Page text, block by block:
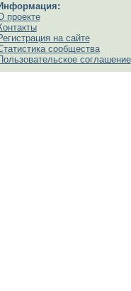
проекте
на сайте
сообщества
соглашение